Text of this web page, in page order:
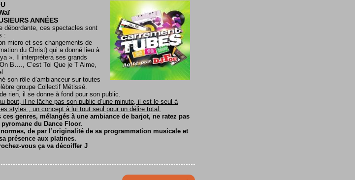
ANNÉES
débordante, ces spectacles sont
:
micro et ses changements de
du Christ) qui a donné lieu à
». Il interprétera ses grands
B…., C’est Toi Que je T’Aime,
son rôle d’ambianceur sur toutes
groupe Collectif Métissé.
rien, il se donne à fond pour son public.
bout, il ne lâche pas son public d’une minute, il est le seul à
styles ; un concept à lui tout seul pour un délire total.
genres, mélangés à une ambiance de barjot, ne ratez pas
pyromane du Dance Floor.
de par l’originalité de sa programmation musicale et
présence aux platines.
vous ça va décoiffer J